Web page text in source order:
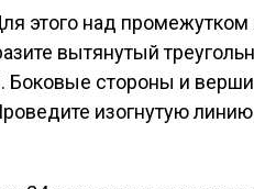
этого над
вытянутый
Боковые стороны и
изогнутую